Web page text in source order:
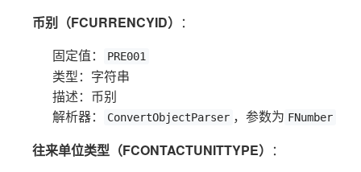
币别（FCURRENCYID） ：
固定值：
PRE001
类型：字符串
描述：币别
解析器：
ConvertObjectParser ，参数为 FNumber
往来单位类型（FCONTACTUNITTYPE） ：